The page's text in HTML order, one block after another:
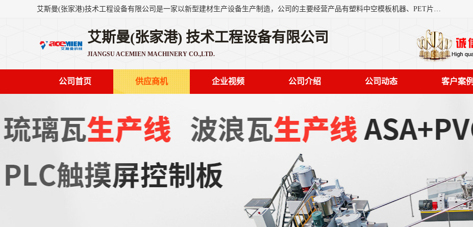
艾斯曼(张家港)技术工程设备有限公司是一家以新型建材生产设备生产制造，公司的主要经营产品有塑料中空模板机器、PET片材设备、可降解餐盒设备、树脂瓦设备、管材生产线、琉璃瓦设备等，艾斯曼机械在国内及国外享有较高盛誉拥有众多长期合作的老客户。
艾斯曼(张家港) 技术工程设备有限公司
JIANGSU ACEMIEN MACHINERY CO.,LTD.
公司首页 供应商机 企业视频 公司介绍 公司动态 客户案例